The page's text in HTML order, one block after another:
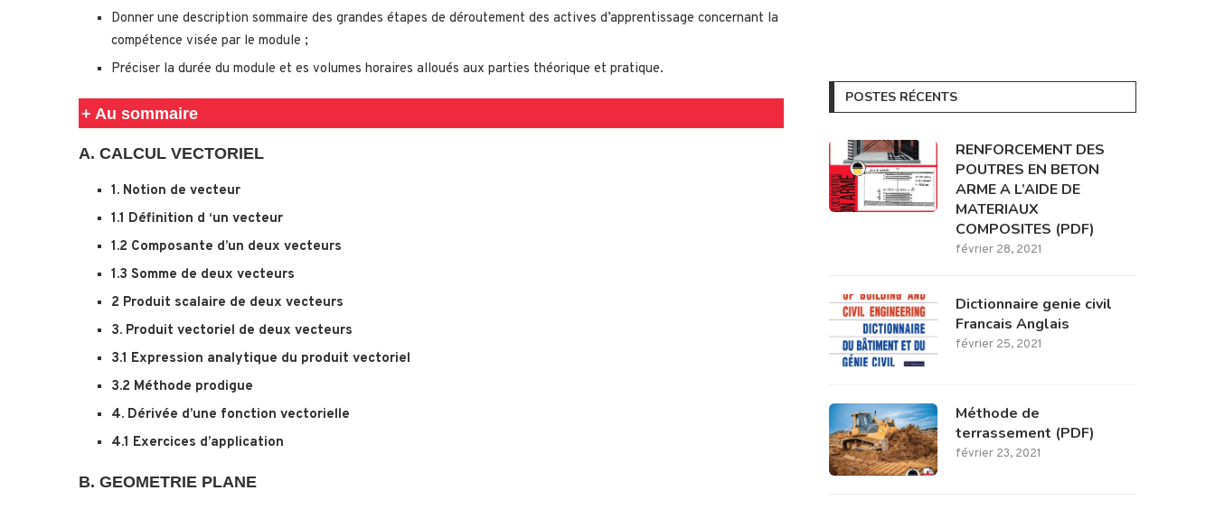
Donner une description sommaire des grandes étapes de déroutement des actives d’apprentissage concernant la
compétence visée par le module ;
Préciser la durée du module et es volumes horaires alloués aux parties théorique et pratique.
+ Au sommaire
A. CALCUL VECTORIEL
1. Notion de vecteur
1.1 Définition d ‘un vecteur
1.2 Composante d’un deux vecteurs
1.3 Somme de deux vecteurs
2 Produit scalaire de deux vecteurs
3. Produit vectoriel de deux vecteurs
3.1 Expression analytique du produit vectoriel
3.2 Méthode prodigue
4. Dérivée d’une fonction vectorielle
4.1 Exercices d’application
B. GEOMETRIE PLANE
POSTES RÉCENTS
RENFORCEMENT DES
POUTRES EN BETON
ARME A L’AIDE DE
MATERIAUX
COMPOSITES (PDF)
février 28, 2021
Dictionnaire genie civil
Francais Anglais
février 25, 2021
Méthode de
terrassement (PDF)
février 23, 2021